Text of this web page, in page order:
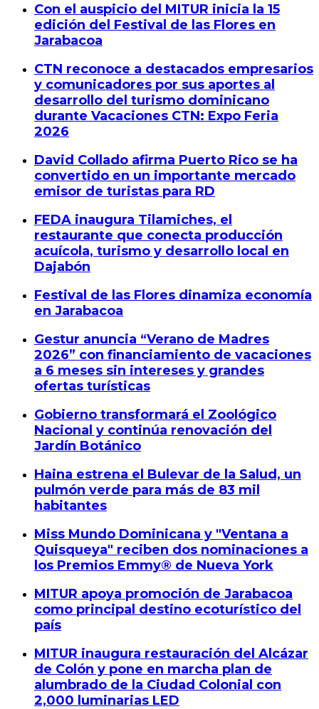
Con el auspicio del MITUR inicia la 15
edición del Festival de las Flores en
Jarabacoa
CTN reconoce a destacados empresarios
y comunicadores por sus aportes al
desarrollo del turismo dominicano
durante Vacaciones CTN: Expo Feria
2026
David Collado afirma Puerto Rico se ha
convertido en un importante mercado
emisor de turistas para RD
FEDA inaugura Tilamiches, el
restaurante que conecta producción
acuícola, turismo y desarrollo local en
Dajabón
Festival de las Flores dinamiza economía
en Jarabacoa
Gestur anuncia “Verano de Madres
2026” con financiamiento de vacaciones
a 6 meses sin intereses y grandes
ofertas turísticas
Gobierno transformará el Zoológico
Nacional y continúa renovación del
Jardín Botánico
Haina estrena el Bulevar de la Salud, un
pulmón verde para más de 83 mil
habitantes
Miss Mundo Dominicana y "Ventana a
Quisqueya" reciben dos nominaciones a
los Premios Emmy® de Nueva York
MITUR apoya promoción de Jarabacoa
como principal destino ecoturístico del
país
MITUR inaugura restauración del Alcázar
de Colón y pone en marcha plan de
alumbrado de la Ciudad Colonial con
2,000 luminarias LED